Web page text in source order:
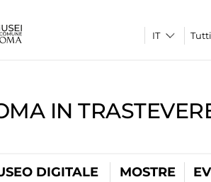
IN
DIGITALE MOSTRE